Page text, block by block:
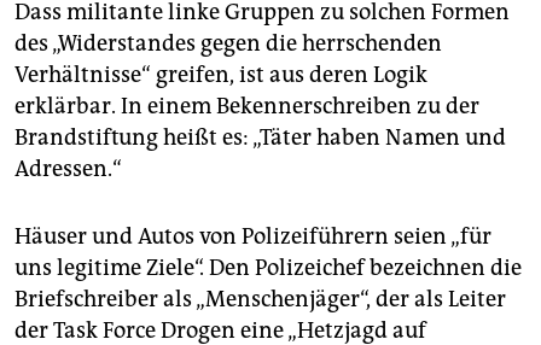
Gesellschaftsordnung nicht erschüttern.
Dass militante linke Gruppen zu solchen Formen
des „Widerstandes gegen die herrschenden
Verhältnisse“ greifen, ist aus deren Logik
erklärbar. In einem Bekennerschreiben zu der
Brandstiftung heißt es: „Täter haben Namen und
Adressen.“
Häuser und Autos von Polizeiführern seien „für
uns legitime Ziele“. Den Polizeichef bezeichnen die
Briefschreiber als „Menschenjäger“, der als Leiter
der Task Force Drogen eine „Hetzjagd auf